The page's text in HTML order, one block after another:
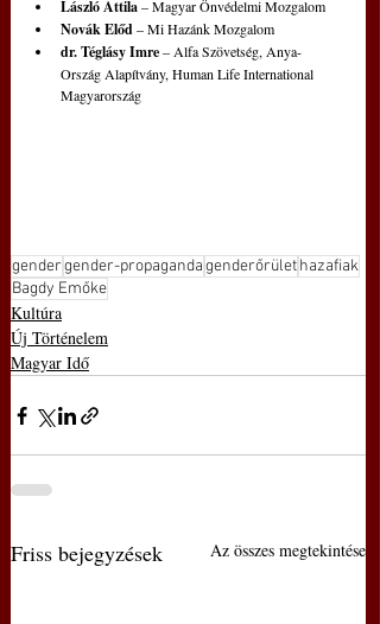
László Attila – Magyar Önvédelmi Mozgalom
Novák Előd – Mi Hazánk Mozgalom
dr. Téglásy Imre – Alfa Szövetség, Anya-
Ország Alapítvány, Human Life International
Magyarország
gendergender-propagandagenderőrülethazafiak
Bagdy Emőke
Kultúra
Új Történelem
Magyar Idő
Friss bejegyzések Az összes megtekintése